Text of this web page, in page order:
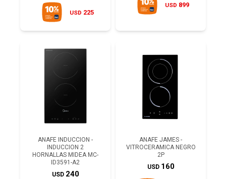
USD 225
USD 899
ANAFE INDUCCION -
INDUCCION 2
HORNALLAS MIDEA MC-
ID3591-A2
USD 240
ANAFE JAMES -
VITROCERAMICA NEGRO
2P
USD 160